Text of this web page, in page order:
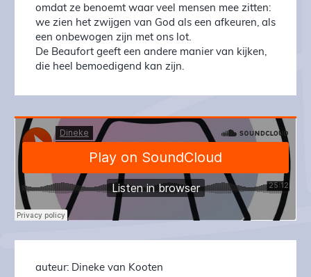
omdat ze benoemt waar veel mensen mee zitten:
we zien het zwijgen van God als een afkeuren, als
een onbewogen zijn met ons lot.
De Beaufort geeft een andere manier van kijken,
die heel bemoedigend kan zijn.
auteur: Dineke van Kooten